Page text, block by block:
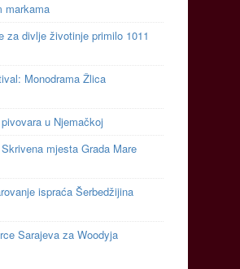
markama
za divlje životinje primilo 1011
Monodrama Žlica
u Njemačkoj
mjesta Grada Mare
ispraća Šerbedžijina
Sarajeva za Woodyja